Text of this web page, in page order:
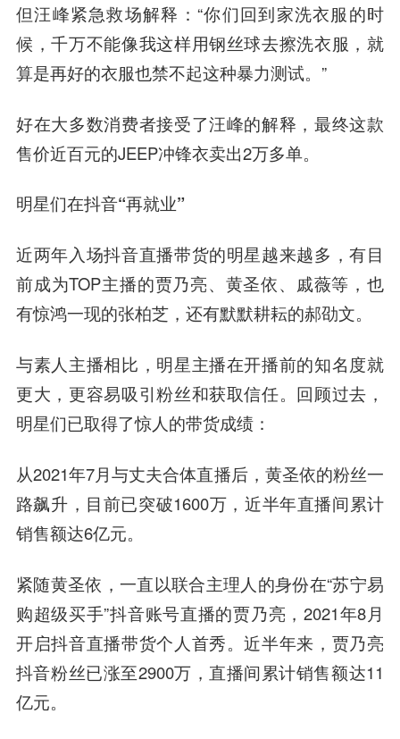
但汪峰紧急救场解释：“你们回到家洗衣服的时
候，千万不能像我这样用钢丝球去擦洗衣服，就
算是再好的衣服也禁不起这种暴力测试。”
好在大多数消费者接受了汪峰的解释，最终这款
售价近百元的JEEP冲锋衣卖出2万多单。
明星们在抖音“再就业”
近两年入场抖音直播带货的明星越来越多，有目
前成为TOP主播的贾乃亮、黄圣依、戚薇等，也
有惊鸿一现的张柏芝，还有默默耕耘的郝劭文。
与素人主播相比，明星主播在开播前的知名度就
更大，更容易吸引粉丝和获取信任。回顾过去，
明星们已取得了惊人的带货成绩：
从2021年7月与丈夫合体直播后，黄圣依的粉丝一
路飙升，目前已突破1600万，近半年直播间累计
销售额达6亿元。
紧随黄圣依，一直以联合主理人的身份在“苏宁易
购超级买手”抖音账号直播的贾乃亮，2021年8月
开启抖音直播带货个人首秀。近半年来，贾乃亮
抖音粉丝已涨至2900万，直播间累计销售额达11
亿元。